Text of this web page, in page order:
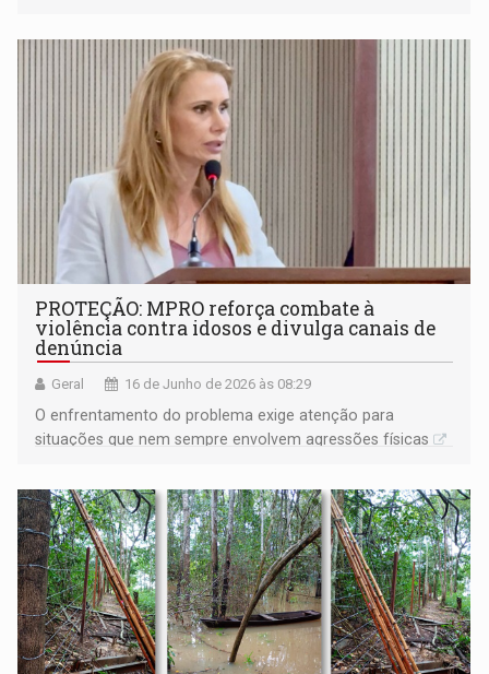
conflitos armados
PROTEÇÃO: MPRO reforça combate à
violência contra idosos e divulga canais de
denúncia
Geral 16 de Junho de 2026 às 08:29
O enfrentamento do problema exige atenção para
situações que nem sempre envolvem agressões físicas